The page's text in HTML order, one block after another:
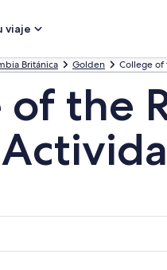
viaje
Británica Golden College of
the